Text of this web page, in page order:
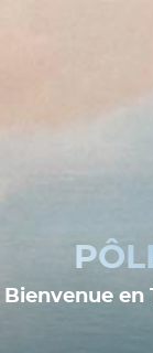
Bienvenue en